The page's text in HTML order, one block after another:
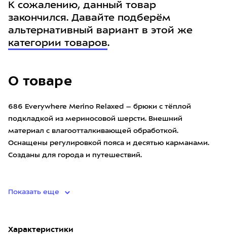
О товаре
686 Everywhere Merino Relaxed – брюки с тёплой
подкладкой из мериносовой шерсти. Внешний
материал с влагоотталкивающей обработкой.
Оснащены регулировкой пояса и десятью карманами.
Созданы для города и путешествий.
Показать еще
Характеристики
К сожалению, данный товар
закончился. Давайте подберём
альтернативный вариант в этой же
категории товаров.